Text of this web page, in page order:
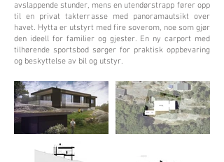
avslappende stunder, mens en utendørstrapp fører opp
til en privat takterrasse med panoramautsikt over
havet. Hytta er utstyrt med fire soverom, noe som gjør
den ideell for familier og gjester. En ny carport med
tilhørende sportsbod sørger for praktisk oppbevaring
og beskyttelse av bil og utstyr.